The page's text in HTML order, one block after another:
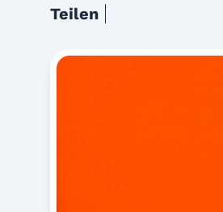
Teilen